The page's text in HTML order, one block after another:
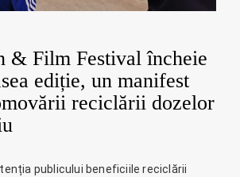
& Film Festival încheie
ediție, un manifest
reciclării dozelor
publicului beneficiile reciclării